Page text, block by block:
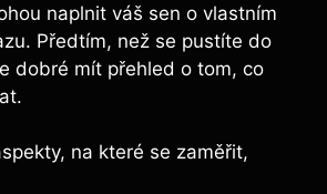
naplnit váš sen o vlastním
Předtím, než se pustíte do
dobré mít přehled o tom, co
na které se zaměřit,